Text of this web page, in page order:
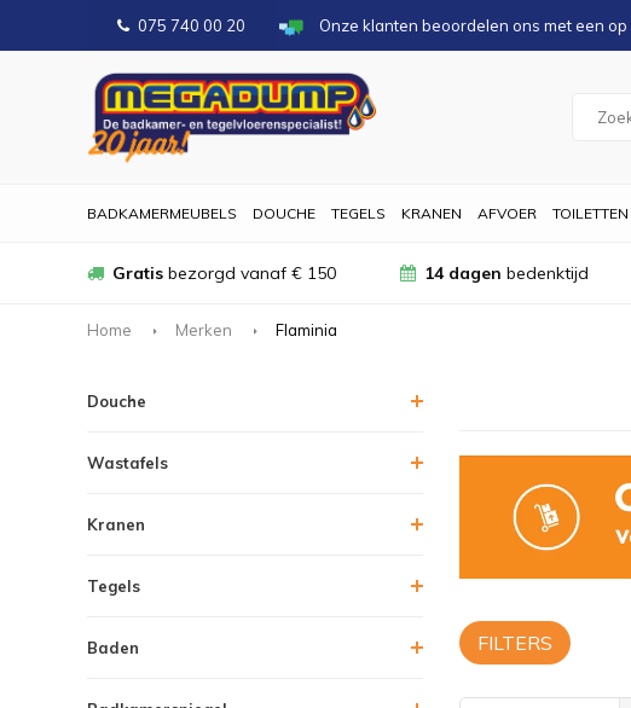
075 740 00 20 Onze klanten beoordelen ons met een op
BADKAMERMEUBELS DOUCHE TEGELS KRANEN AFVOER TOILETTEN
Gratis bezorgd vanaf € 150 14 dagen bedenktijd
Home Merken Flaminia
Douche
Wastafels
Kranen
Tegels
Baden FILTERS